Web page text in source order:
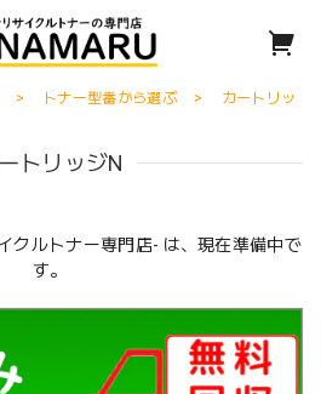
トナー型番から選ぶ
カートリッ
トリッジN
クルトナー専門店- は、現在準備中で
す。